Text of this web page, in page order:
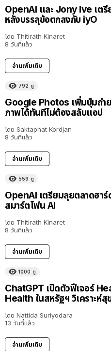
OpenAI และ Jony Ive เตรี
หลังบรรลุข้อตกลงกับ iyO
โดย Thitirath Kinaret
8 วันที่แล้ว
อ่านเพิ่มเติม
792 ดู
Google Photos เพิ่มปุ่มถ่า
ภาพได้ทันทีไม่ต้องสลับแอป
โดย Saktaphat Kordjan
8 วันที่แล้ว
อ่านเพิ่มเติม
559 ดู
OpenAI เตรียมลุยตลาดฮา
สมาร์ตโฟน AI
โดย Thitirath Kinaret
8 วันที่แล้ว
อ่านเพิ่มเติม
1000 ดู
ChatGPT เปิดตัวฟีเจอร์
Health ในสหรัฐฯ วิเคราะห์
โดย Nattida Suriyodara
13 วันที่แล้ว
อ่านเพิ่มเติม